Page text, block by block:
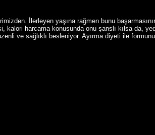
İlerleyen yaşına rağmen bunu
kalori harcama konusunda onu şanslı kılsa da,
ve sağlıklı besleniyor. Ayırma diyeti ile formunu